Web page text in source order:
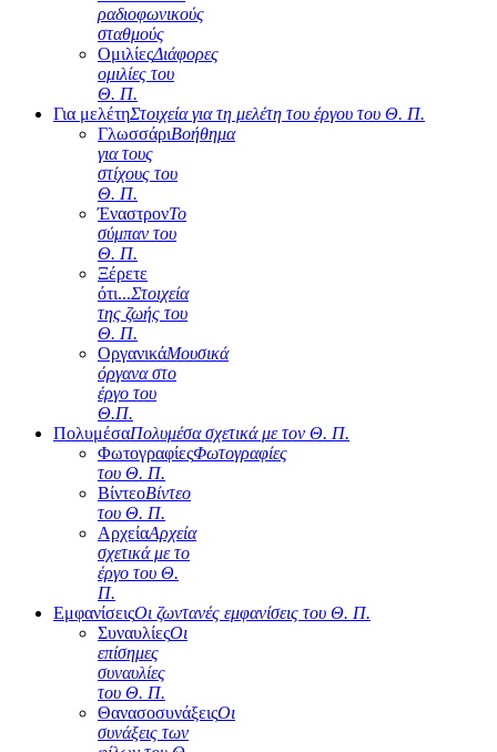
ραδιοφωνικούς
σταθμούς
ΟμιλίεςΔιάφορες
ομιλίες του
Θ. Π.
Για μελέτηΣτοιχεία για τη μελέτη του έργου του Θ. Π.
ΓλωσσάριΒοήθημα
για τους
στίχους του
Θ. Π.
ΈναστρονΤο
σύμπαν του
Θ. Π.
Ξέρετε
ότι...Στοιχεία
της ζωής του
Θ. Π.
ΟργανικάΜουσικά
όργανα στο
έργο του
Θ.Π.
ΠολυμέσαΠολυμέσα σχετικά με τον Θ. Π.
ΦωτογραφίεςΦωτογραφίες
του Θ. Π.
ΒίντεοΒίντεο
του Θ. Π.
ΑρχείαΑρχεία
σχετικά με το
έργο του Θ.
Π.
ΕμφανίσειςΟι ζωντανές εμφανίσεις του Θ. Π.
ΣυναυλίεςΟι
επίσημες
συναυλίες
του Θ. Π.
ΘανασοσυνάξειςΟι
συνάξεις των